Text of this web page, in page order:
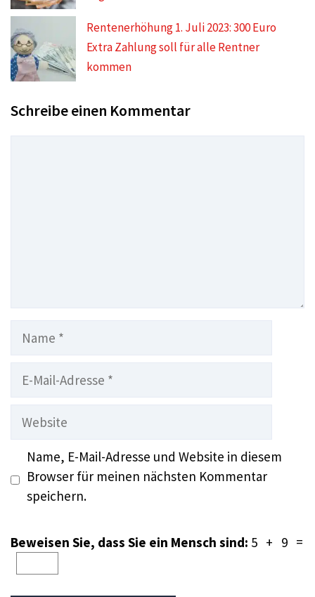
Rentenerhöhung 1. Juli 2023: 300 Euro
Extra Zahlung soll für alle Rentner
kommen
Schreibe einen Kommentar
Name
Website
Name, E-Mail-Adresse und Website in diesem
Browser für meinen nächsten Kommentar
speichern.
Beweisen Sie, dass Sie ein Mensch sind: 5 + 9 =